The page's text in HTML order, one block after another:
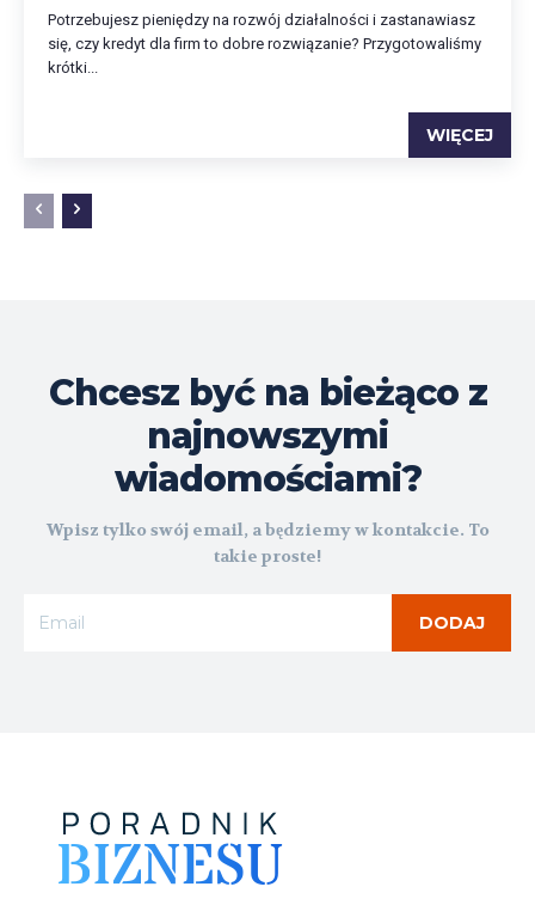
Potrzebujesz pieniędzy na rozwój działalności i zastanawiasz
się, czy kredyt dla firm to dobre rozwiązanie? Przygotowaliśmy
krótki...
WIĘCEJ
Chcesz być na bieżąco z
najnowszymi
wiadomościami?
Wpisz tylko swój email, a będziemy w kontakcie. To
takie proste!
DODAJ